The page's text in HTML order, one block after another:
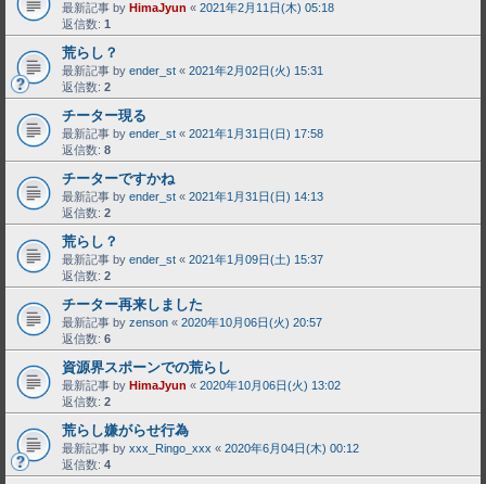
最新記事 by HimaJyun « 2021年2月11日(木) 05:18
返信数: 1
荒らし？
最新記事 by ender_st « 2021年2月02日(火) 15:31
返信数: 2
チーター現る
最新記事 by ender_st « 2021年1月31日(日) 17:58
返信数: 8
チーターですかね
最新記事 by ender_st « 2021年1月31日(日) 14:13
返信数: 2
荒らし？
最新記事 by ender_st « 2021年1月09日(土) 15:37
返信数: 2
チーター再来しました
最新記事 by zenson « 2020年10月06日(火) 20:57
返信数: 6
資源界スポーンでの荒らし
最新記事 by HimaJyun « 2020年10月06日(火) 13:02
返信数: 2
荒らし嫌がらせ行為
最新記事 by xxx_Ringo_xxx « 2020年6月04日(木) 00:12
返信数: 4